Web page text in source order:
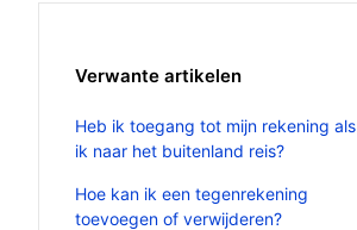
Verwante artikelen
Heb ik toegang tot mijn rekening als
ik naar het buitenland reis?
Hoe kan ik een tegenrekening
toevoegen of verwijderen?